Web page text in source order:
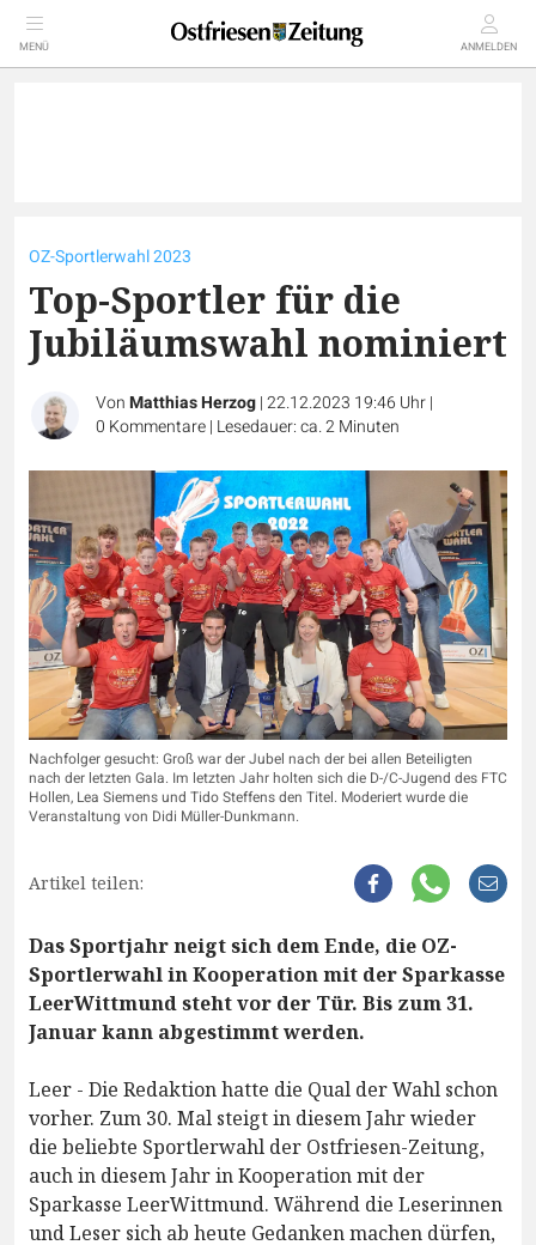
MENÜ ANMELDEN
OZ-Sportlerwahl 2023
Top-Sportler für die
Jubiläumswahl nominiert
VonMatthias Herzog|22.12.2023 19:46 Uhr|
0 Kommentare| Lesedauer: ca. 2 Minuten
Nachfolger gesucht: Groß war der Jubel nach der bei allen Beteiligten
nach der letzten Gala. Im letzten Jahr holten sich die D-/C-Jugend des FTC
Hollen, Lea Siemens und Tido Steffens den Titel. Moderiert wurde die
Veranstaltung von Didi Müller-Dunkmann.
Artikel teilen:
Das Sportjahr neigt sich dem Ende, die OZ-
Sportlerwahl in Kooperation mit der Sparkasse
LeerWittmund steht vor der Tür. Bis zum 31.
Januar kann abgestimmt werden.
Leer - Die Redaktion hatte die Qual der Wahl schon
vorher. Zum 30. Mal steigt in diesem Jahr wieder
die beliebte Sportlerwahl der Ostfriesen-Zeitung,
auch in diesem Jahr in Kooperation mit der
Sparkasse LeerWittmund. Während die Leserinnen
und Leser sich ab heute Gedanken machen dürfen,